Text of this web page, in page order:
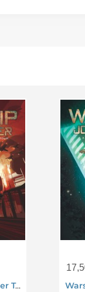
Warship Jolly Roger Tome 1 : Sans Retour